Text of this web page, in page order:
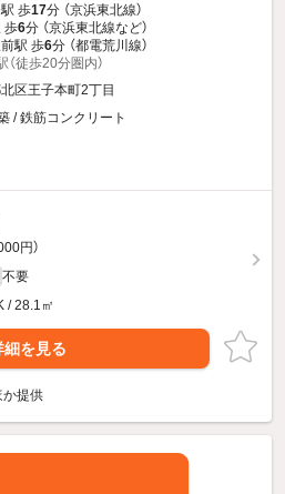
歩17分 （京浜東北線）
歩6分 （京浜東北線など）
駅 歩6分 （都電荒川線）
（徒歩20分圏内）
区王子本町2丁目
/ 鉄筋コンクリート
円）
不要
/ 28.1㎡
細を見る
か提供